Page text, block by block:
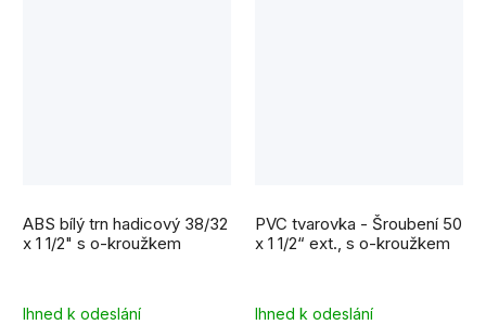
ABS bílý trn hadicový 38/32
x 1 1/2" s o-kroužkem
Ihned k odeslání
PVC tvarovka - Šroubení 50
x 1 1/2“ ext., s o-kroužkem
hodnocení
produktu
je
5,0
Ihned k odeslání